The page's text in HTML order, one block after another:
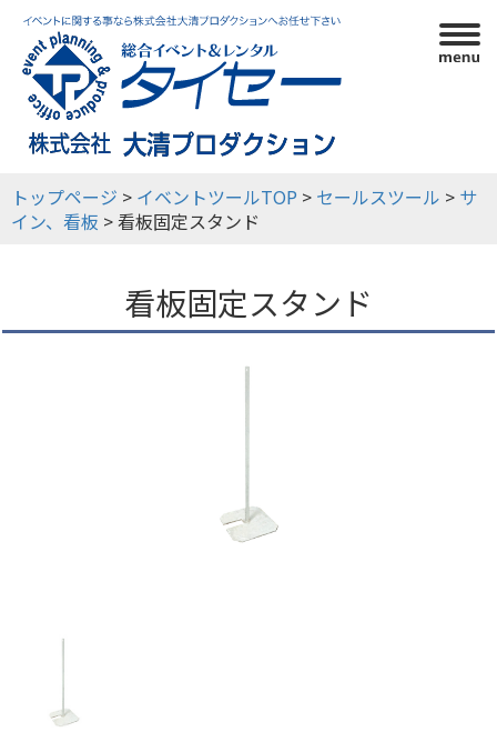
利用ガイド
イベントツール
イベント実績
トップページ > イベントツールTOP > セールスツール > サ
イン、看板 > 看板固定スタンド
看板固定スタンド